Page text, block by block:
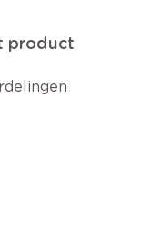
product